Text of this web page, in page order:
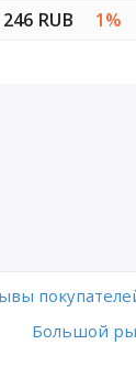
246 RUB
1%
Большой